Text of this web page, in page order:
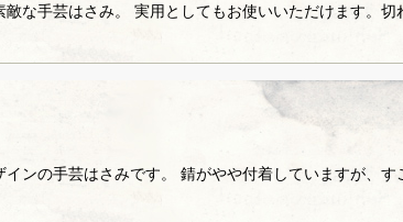
な手芸はさみ。 実用としてもお使いいただけます。
ンの手芸はさみです。 錆がやや付着していますが、